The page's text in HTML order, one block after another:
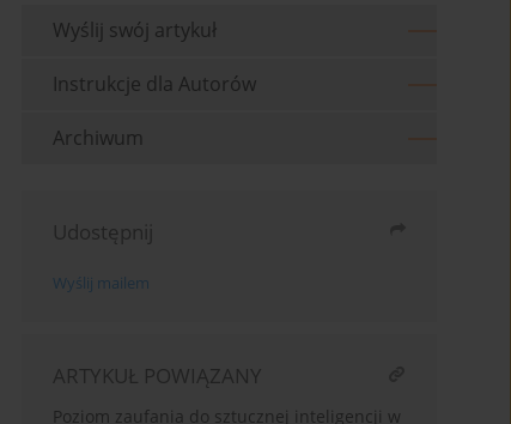
Wyślij swój artykuł
Instrukcje dla Autorów
Archiwum
Udostępnij
Wyślij mailem
ARTYKUŁ POWIĄZANY
Poziom zaufania do sztucznej inteligencji w